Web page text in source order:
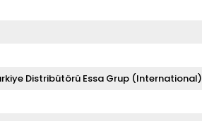
Distribütörü Essa Grup (International)